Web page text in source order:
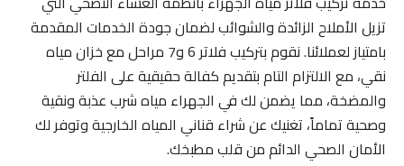
تزيل الأملاح الزائدة والشوائب لضمان جودة الخدمات المقدمة
بامتياز لعملائنا. نقوم بتركيب فلاتر 6 و7 مراحل مع خزان مياه
نقي، مع الالتزام التام بتقديم كفالة حقيقية على الفلتر
والمضخة، مما يضمن لك في الجهراء مياه شرب عذبة ونقية
وصحية تماماً، تغنيك عن شراء قناني المياه الخارجية وتوفر لك
الأمان الصحي الدائم من قلب مطبخك.